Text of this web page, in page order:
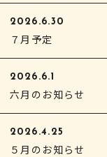
2026.6.30
７月予定
2026.6.1
六月のお知らせ
2026.4.25
５月のお知らせ